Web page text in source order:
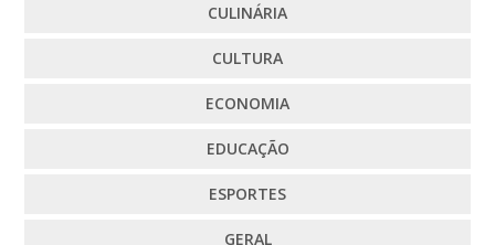
CULINÁRIA
CULTURA
ECONOMIA
EDUCAÇÃO
ESPORTES
GERAL